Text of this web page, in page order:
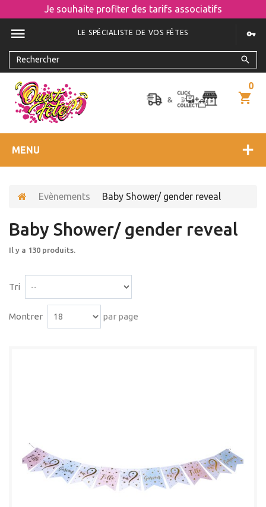
Je souhaite profiter des tarifs associatifs
LE SPÉCIALISTE DE VOS FÊTES
0
MENU
Evènements Baby Shower/ gender reveal
Baby Shower/ gender reveal
Il y a 130 produits.
Tri
Montrer par page